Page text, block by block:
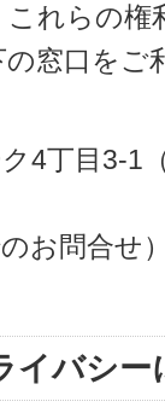
れらの権
窓口をご
4丁目3-1
お問合せ
イバシー